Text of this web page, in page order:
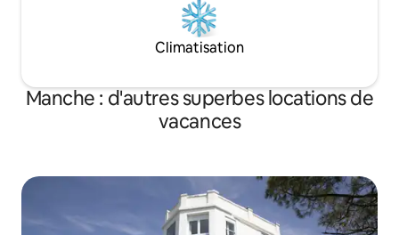
Climatisation
Manche : d'autres superbes locations de
vacances